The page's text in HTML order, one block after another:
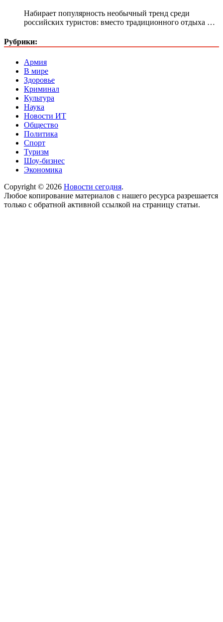
Набирает популярность необычный тренд среди
российских туристов: вместо традиционного отдыха …
Рубрики:
Армия
В мире
Здоровье
Криминал
Культура
Наука
Новости ИТ
Общество
Политика
Спорт
Туризм
Шоу-бизнес
Экономика
Copyright © 2026 Новости сегодня.
Любое копирование материалов с нашего ресурса разрешается
только с обратной активной ссылкой на страницу статьи.